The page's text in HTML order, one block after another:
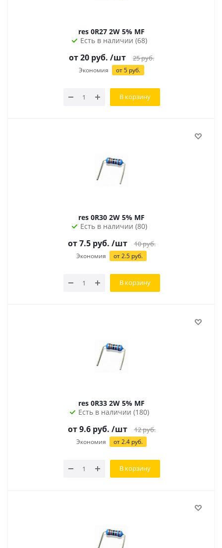
res 0R27 2W 5% MF
Есть в наличии (68)
от20 руб. /шт 25руб.
Экономия от5 руб.
В корзину
res 0R30 2W 5% MF
Есть в наличии (80)
от 7.5 руб. /шт 10руб.
Экономия от 2.5 руб.
В корзину
res 0R33 2W 5% MF
Есть в наличии (180)
от 9.6 руб. /шт 12руб.
Экономия от 2.4 руб.
В корзину